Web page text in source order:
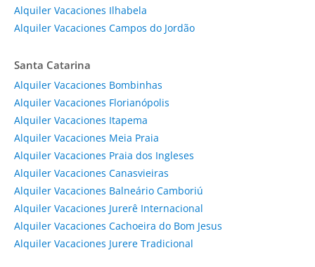
Alquiler Vacaciones Ilhabela
Alquiler Vacaciones Campos do Jordão
Santa Catarina
Alquiler Vacaciones Bombinhas
Alquiler Vacaciones Florianópolis
Alquiler Vacaciones Itapema
Alquiler Vacaciones Meia Praia
Alquiler Vacaciones Praia dos Ingleses
Alquiler Vacaciones Canasvieiras
Alquiler Vacaciones Balneário Camboriú
Alquiler Vacaciones Jurerê Internacional
Alquiler Vacaciones Cachoeira do Bom Jesus
Alquiler Vacaciones Jurere Tradicional